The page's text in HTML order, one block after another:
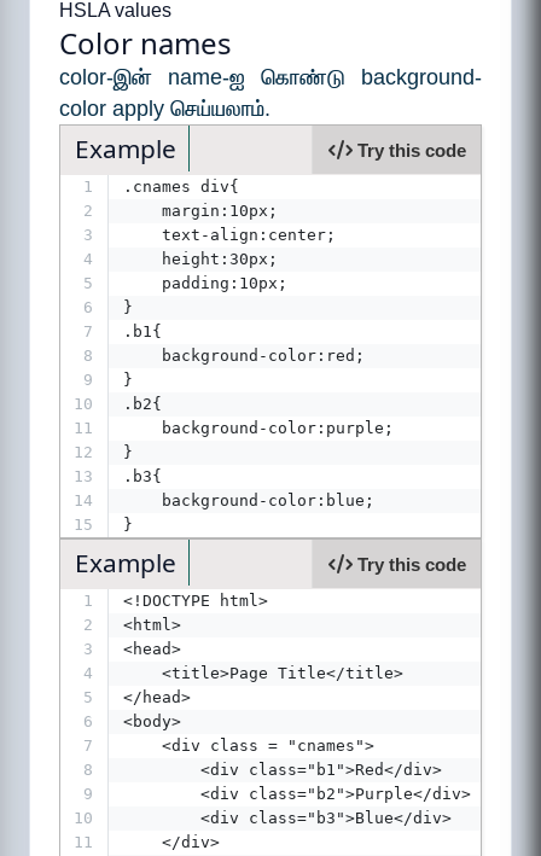
HSLA values
Color names
color-இன் name-ஐ கொண்டு background-
color apply செய்யலாம்.
Example Try this code
1
.cnames div{
2
    margin:10px;
3
    text-align:center;
4
    height:30px;
5
    padding:10px;
6
}
7
.b1{
8
    background-color:red;
9
}
10
.b2{
11
    background-color:purple;
12
}
13
.b3{
14
    background-color:blue;
15
}
Example Try this code
1
<!DOCTYPE html>
2
<html>
3
<head>
4
    <title>Page Title</title>
5
</head>
6
<body>
7
    <div class = "cnames">
8
        <div class="b1">Red</div>
9
        <div class="b2">Purple</div>
10
        <div class="b3">Blue</div>
11
    </div>